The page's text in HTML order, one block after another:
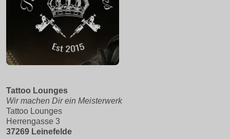
Tattoo Lounges
Wir machen Dir ein Meisterwerk
Tattoo Lounges
Herrengasse 3
37269 Leinefelde